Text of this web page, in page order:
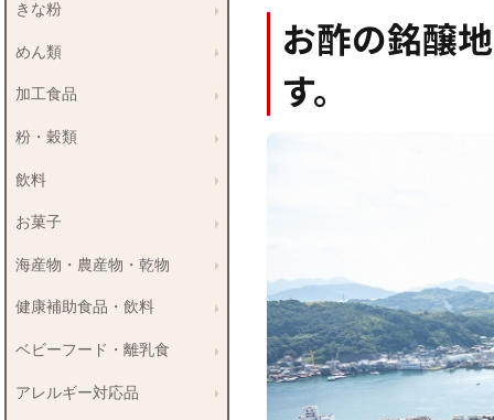
お酢の銘醸
す。
きな粉
めん類
加工食品
粉・穀類
飲料
お菓子
海産物・農産物・乾物
健康補助食品・飲料
ベビーフード・離乳食
アレルギー対応品